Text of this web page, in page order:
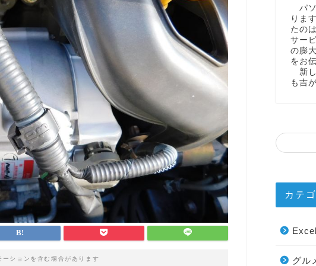
ーションを含む場合があります
パソ
りま
たの
サー
の膨
をお
新し
も吉
カテ
Excel
グル